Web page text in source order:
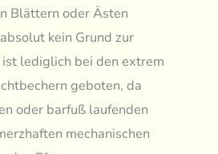
Blättern oder Ästen
kein Grund zur
ist lediglich bei den extrem
geboten, da
oder barfuß laufenden
mechanischen